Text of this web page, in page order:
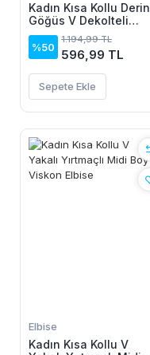
Kadın Kısa Kollu Derin
Göğüs V Dekolteli
önden Düğmeli Leopar
Desenli Kısa Süprem
Elbise
%50
1.194,99 TL
596,99 TL
Sepete Ekle
Elbise
Kadın Kısa Kollu V